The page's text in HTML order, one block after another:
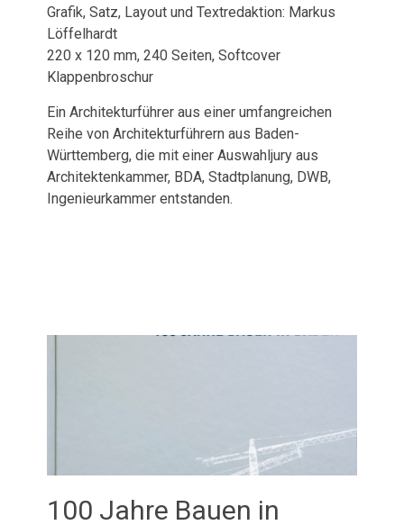
Grafik, Satz, Layout und Textredaktion: Markus
Löffelhardt
220 x 120 mm, 240 Seiten, Softcover
Klappenbroschur
Ein Architekturführer aus einer umfangreichen
Reihe von Architekturführern aus Baden-
Württemberg, die mit einer Auswahljury aus
Architektenkammer, BDA, Stadtplanung, DWB,
Ingenieurkammer entstanden.
100 Jahre Bauen in